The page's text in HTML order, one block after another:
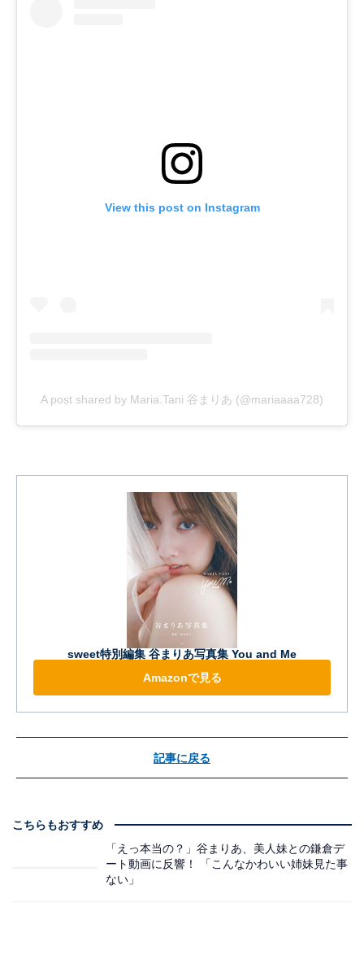
View this post on Instagram
A post shared by Maria.Tani 谷まりあ (@mariaaaa728)
sweet特別編集 谷まりあ写真集 You and Me
Amazonで見る
記事に戻る
こちらもおすすめ
「えっ本当の？」谷まりあ、美人妹との鎌倉デ
ート動画に反響！ 「こんなかわいい姉妹見た事
ない」